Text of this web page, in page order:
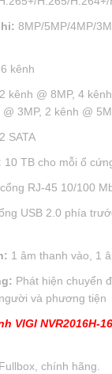
8MP/5MP/4MP/
kênh
2 kênh @ 8MP, 4
3MP, 2 kênh @
2 SATA
10 TB cho mỗi ổ
RJ-45 10/100
USB 2.0 phía
1 âm thanh vào, 1
Phát hiện chuyển
và phương tiện
VIGI NVR2016H-
chính hãng.